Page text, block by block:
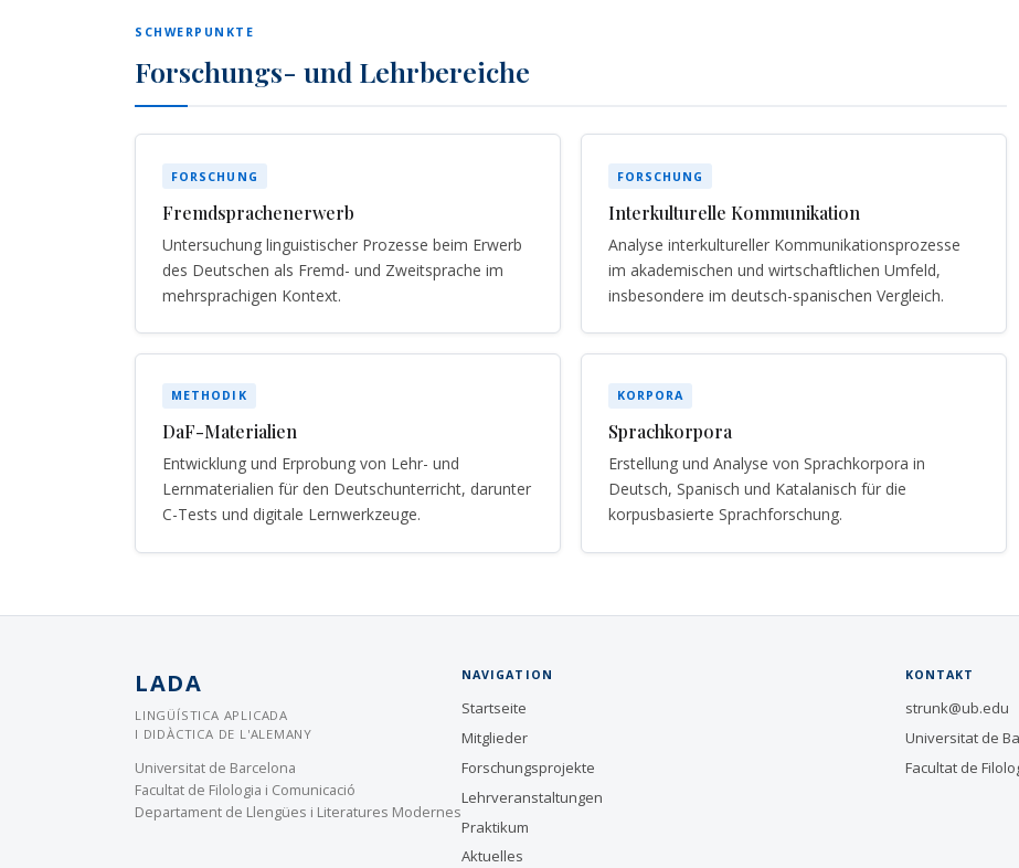
SCHWERPUNKTE
Forschungs- und Lehrbereiche
FORSCHUNG
Fremdsprachenerwerb
Untersuchung linguistischer Prozesse beim Erwerb
des Deutschen als Fremd- und Zweitsprache im
mehrsprachigen Kontext.
FORSCHUNG
Interkulturelle Kommunikation
Analyse interkultureller Kommunikationsprozesse
im akademischen und wirtschaftlichen Umfeld,
insbesondere im deutsch-spanischen Vergleich.
METHODIK
DaF-Materialien
Entwicklung und Erprobung von Lehr- und
Lernmaterialien für den Deutschunterricht, darunter
C-Tests und digitale Lernwerkzeuge.
KORPORA
Sprachkorpora
Erstellung und Analyse von Sprachkorpora in
Deutsch, Spanisch und Katalanisch für die
korpusbasierte Sprachforschung.
LADA
LINGÜÍSTICA APLICADA
I DIDÀCTICA DE L'ALEMANY
Universitat de Barcelona
Facultat de Filologia i Comunicació
Departament de Llengües i Literatures Modernes
NAVIGATION
Startseite
Mitglieder
Forschungsprojekte
Lehrveranstaltungen
Praktikum
Aktuelles
KONTAKT
strunk@ub.edu
Universitat de
Facultat de